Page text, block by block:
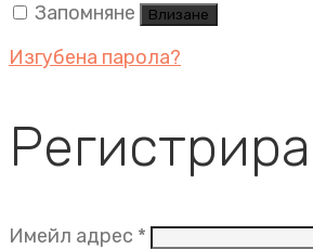
Запомняне
Влизане
Изгубена парола?
Имейл адрес * Задължително